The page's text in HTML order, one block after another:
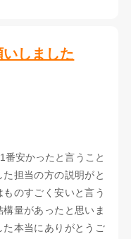
しました
番安かったと言うこと
担当の方の説明がと
のすごく安いと言う
量があったと思いま
本当にありがとうご